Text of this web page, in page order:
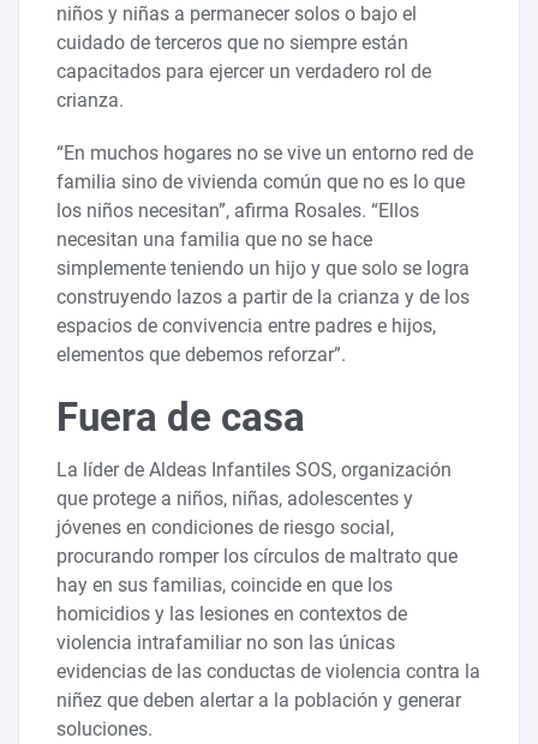
niños y niñas a permanecer solos o bajo el
cuidado de terceros que no siempre están
capacitados para ejercer un verdadero rol de
crianza.
“En muchos hogares no se vive un entorno red de
familia sino de vivienda común que no es lo que
los niños necesitan”, afirma Rosales. “Ellos
necesitan una familia que no se hace
simplemente teniendo un hijo y que solo se logra
construyendo lazos a partir de la crianza y de los
espacios de convivencia entre padres e hijos,
elementos que debemos reforzar”.
Fuera de casa
La líder de Aldeas Infantiles SOS, organización
que protege a niños, niñas, adolescentes y
jóvenes en condiciones de riesgo social,
procurando romper los círculos de maltrato que
hay en sus familias, coincide en que los
homicidios y las lesiones en contextos de
violencia intrafamiliar no son las únicas
evidencias de las conductas de violencia contra la
niñez que deben alertar a la población y generar
soluciones.